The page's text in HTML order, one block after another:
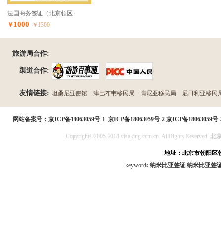
法国商务签证（北京领区）
￥ 1000 ￥1300
旅游局合作:
渠道合作:
友情链接: 坦桑尼亚使馆 津巴布韦移民局 肯尼亚移民局 尼日利亚移民
网站备案号： 京ICP备18063059号-1 京ICP备18063059号-2 京ICP备18063059号-
Copyright©2005-2018 visaking.com.cn. AllRights Reserved. 北
地址：北京市朝阳区
keywords:纳米比亚签证 纳米比亚签